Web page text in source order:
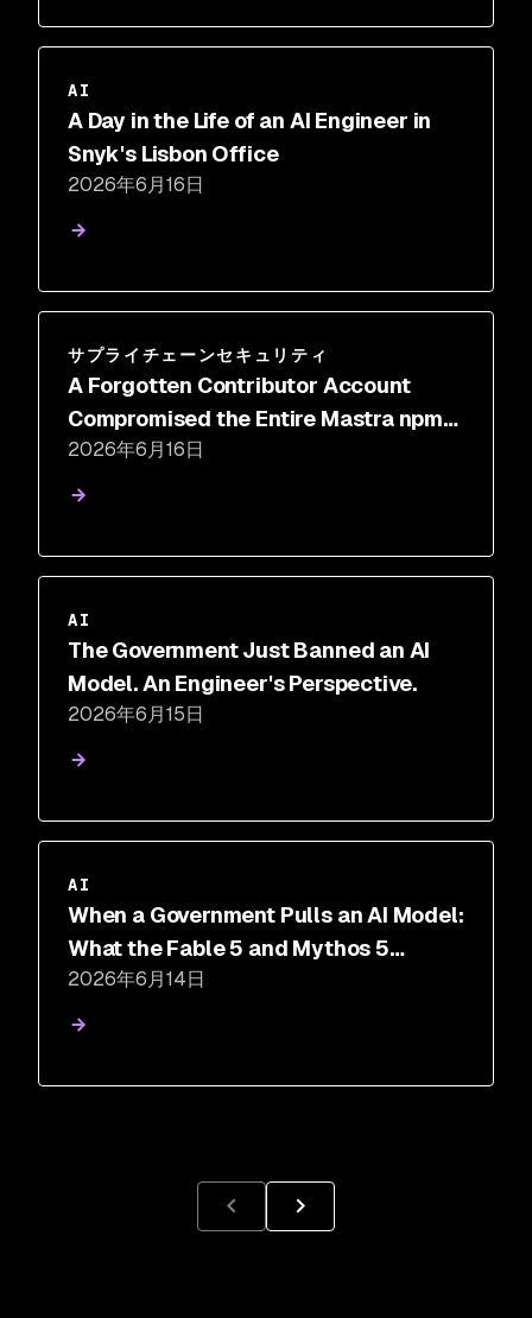
AI
A Day in the Life of an AI Engineer in
Snyk's Lisbon Office
2026年6月16日
サプライチェーンセキュリティ
A Forgotten Contributor Account
Compromised the Entire Mastra npm
Package Scope
2026年6月16日
AI
The Government Just Banned an AI
Model. An Engineer's Perspective.
2026年6月15日
AI
When a Government Pulls an AI Model:
What the Fable 5 and Mythos 5
Suspension Means for Security Teams
2026年6月14日